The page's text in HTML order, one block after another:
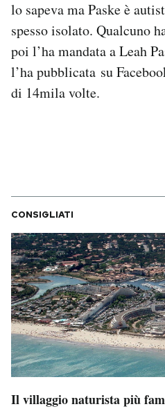
Regala il Post
Esci
lo sapeva ma Paske è
spesso isolato. Qualcuno
poi l’ha mandata a Leah
l’ha pubblicata su
di 14mila volte.
CONSIGLIATI
Il villaggio naturista più